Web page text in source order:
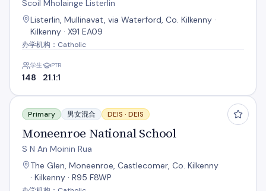
Scoil Mholainge Listerlin
Listerlin, Mullinavat, via Waterford, Co. Kilkenny ·
Kilkenny · X91 EA09
办学机构：Catholic
学生
148
PTR
21.1:1
Moneenroe National School
Primary 男女混合 DEIS · DEIS
Moneenroe National School
S N An Moinin Rua
The Glen, Moneenroe, Castlecomer, Co. Kilkenny
· Kilkenny · R95 F8WP